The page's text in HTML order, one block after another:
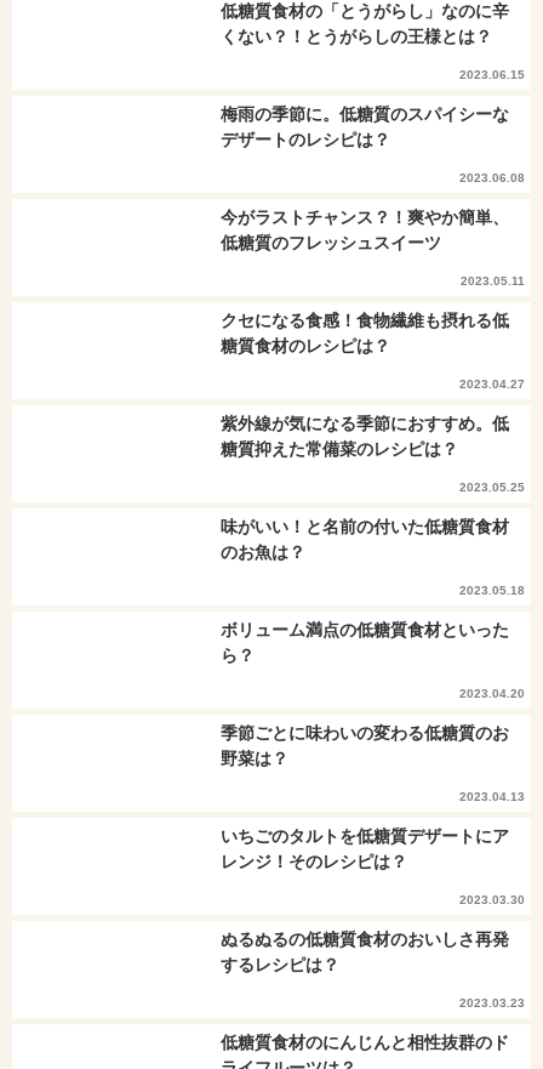
低糖質食材の「とうがらし」なのに辛
くない？！とうがらしの王様とは？
2023.06.15
梅雨の季節に。低糖質のスパイシーな
デザートのレシピは？
2023.06.08
今がラストチャンス？！爽やか簡単、
低糖質のフレッシュスイーツ
2023.05.11
クセになる食感！食物繊維も摂れる低
糖質食材のレシピは？
2023.04.27
紫外線が気になる季節におすすめ。低
糖質抑えた常備菜のレシピは？
2023.05.25
味がいい！と名前の付いた低糖質食材
のお魚は？
2023.05.18
ボリューム満点の低糖質食材といった
ら？
2023.04.20
季節ごとに味わいの変わる低糖質のお
野菜は？
2023.04.13
いちごのタルトを低糖質デザートにア
レンジ！そのレシピは？
2023.03.30
ぬるぬるの低糖質食材のおいしさ再発
するレシピは？
2023.03.23
低糖質食材のにんじんと相性抜群のド